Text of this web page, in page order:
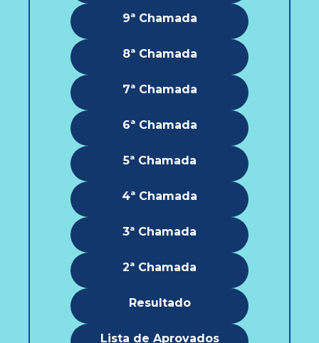
9ª Chamada
8ª Chamada
7ª Chamada
6ª Chamada
5ª Chamada
4ª Chamada
3ª Chamada
2ª Chamada
Resultado
Lista de Aprovados